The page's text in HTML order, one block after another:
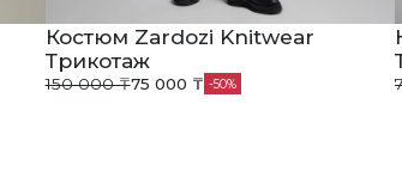
Костюм Zardozi Knitwear
Трикотаж
150 000 ₸75 000 ₸ 50